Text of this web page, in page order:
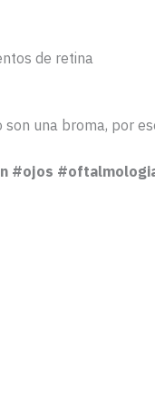
de retina
son una broma, por
#ojos